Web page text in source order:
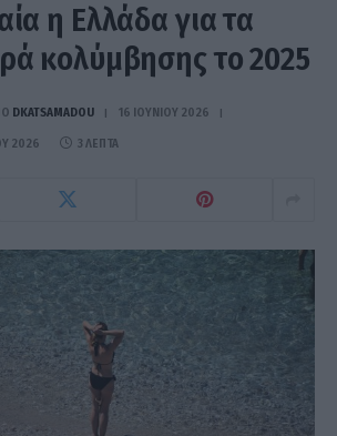
η Ελλάδα για τα
κολύμβησης το 2025
DKATSAMADOU 16 ΙΟΥΝΊΟΥ 2026
2026 3 ΛΕΠΤΆ